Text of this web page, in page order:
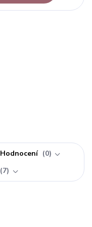
Hodnocení
0
7